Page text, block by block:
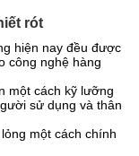
rót
hiện nay đều được
công nghệ hàng
một cách kỹ lưỡng
sử dụng và thân
một cách chính